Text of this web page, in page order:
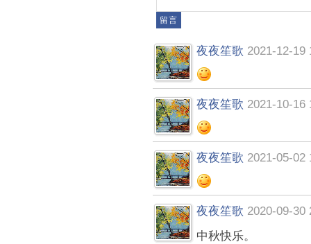
夜夜笙歌 2021-12-19
夜夜笙歌 2021-10-16
夜夜笙歌 2021-05-02
夜夜笙歌 2020-09-30
中秋快乐。